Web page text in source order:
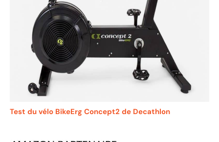
Test du vélo BikeErg Concept2 de Decathlon